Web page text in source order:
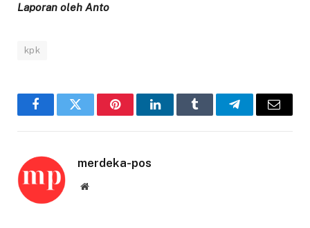
Laporan oleh Anto
kpk
FacebookTwitter PinterestLinkedInTumblr TelegramEmail
merdeka-pos
Website